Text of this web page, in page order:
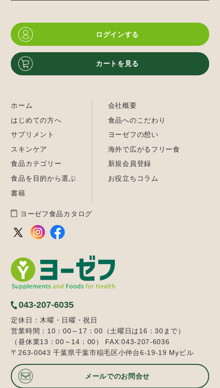
043-207-6035
定休日：木曜・日曜・祝日
営業時間：10：00～17：00（土曜日は16：30まで）
（昼休業13：00～14：00） FAX:043-207-6036
〒263-0043 千葉県千葉市稲毛区小仲台6-19-19 Myビル
メールでのお問合せ
ログインする
カートを見る
ホーム
はじめての方へ
サプリメント
スキンケア
食品カテゴリー
食品を目的から選ぶ
書籍
会社概要
食品へのこだわり
ヨーゼフの想い
海外で広がるフリー食
新規会員登録
お役立ちコラム
ヨーゼフ食品カタログ